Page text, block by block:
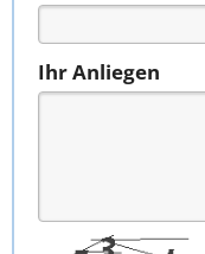
Ihr Anliegen